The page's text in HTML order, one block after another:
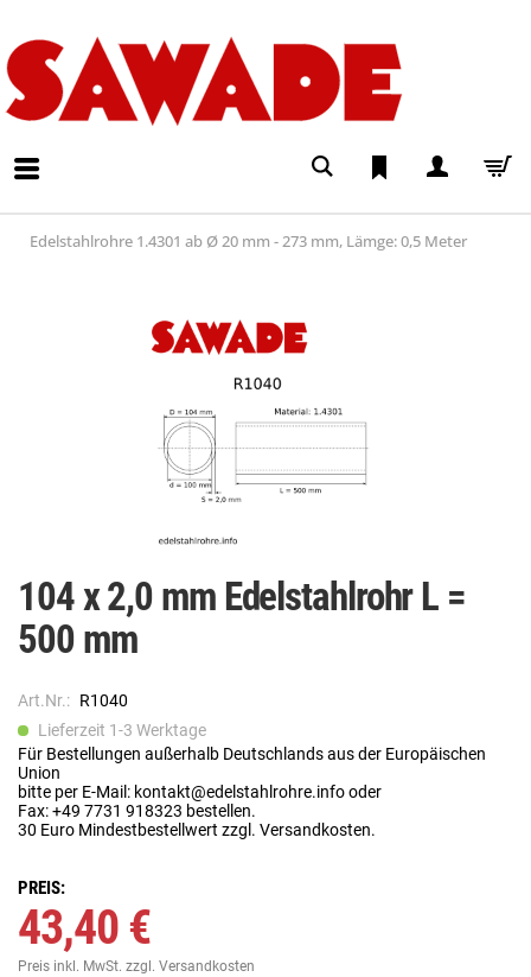
Edelstahlrohre 1.4301 ab Ø 20 mm - 273 mm, Lämge: 0,5 Meter
104 x 2,0 mm Edelstahlrohr L =
500 mm
Art.Nr.: R1040
Lieferzeit 1-3 Werktage
Für Bestellungen außerhalb Deutschlands aus der Europäischen
Union
bitte per E-Mail: kontakt@edelstahlrohre.info oder
Fax: +49 7731 918323 bestellen.
30 Euro Mindestbestellwert zzgl. Versandkosten.
PREIS:
43,40 €
Preis inkl. MwSt. zzgl. Versandkosten